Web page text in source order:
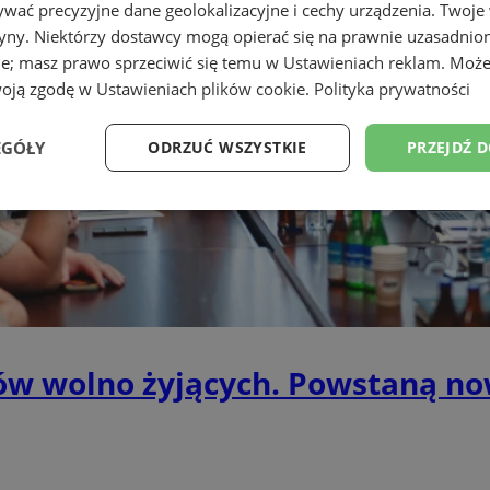
wolno żyjących. Powstaną
precyzyjne dane geolokalizacyjne i cechy urządzenia.
Niektórzy dostawcy mogą opierać się na prawnie
masz prawo sprzeciwić się temu w Ustawieniach reklam.
zgodę w Ustawieniach plików cookie. Polityka prywatności
PRZEJDŹ
ODRZUĆ WSZYSTKIE
Wydajność Targetowanie Funkcjonalność
Wydajność Targetowanie